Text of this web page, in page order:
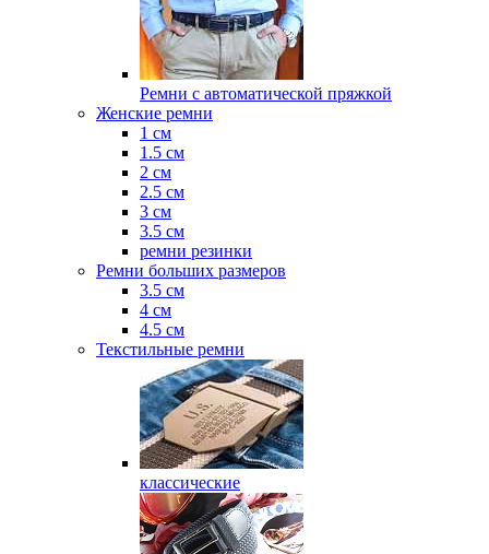
Ремни с автоматической пряжкой
Женские ремни
1 см
1.5 см
2 см
2.5 см
3 см
3.5 см
ремни резинки
Ремни больших размеров
3.5 см
4 см
4.5 см
Текстильные ремни
классические